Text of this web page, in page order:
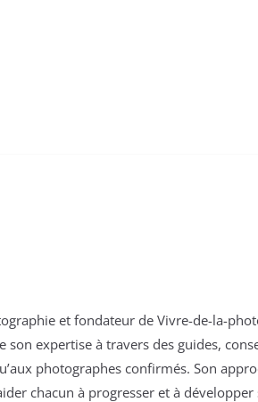
et fondateur de Vivre-de-la-
son expertise à travers des guides,
photographes confirmés. Son
chacun à progresser et à développer